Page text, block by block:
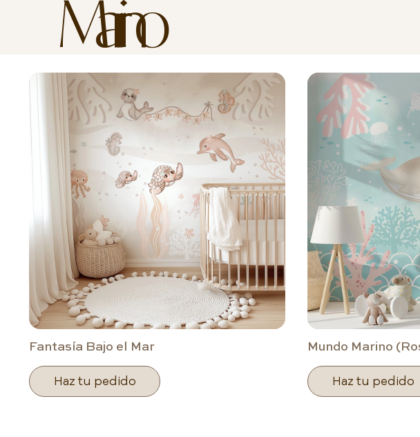
Marino
Fantasía Bajo el Mar
Haz tu pedido
Mundo Marino
Haz tu pedido